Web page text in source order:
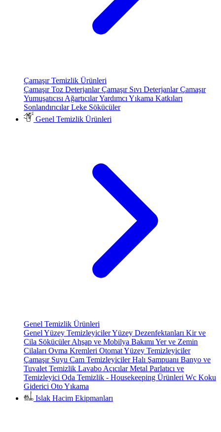
Çamaşır Temizlik Ürünleri
Çamaşır Toz DeterjanlarÇamaşır Sıvı DeterjanlarÇamaşır
Yumuşatıcısı AğartıcılarYardımcı Yıkama Katkıları
SonlandırıcılarLeke Sökücüler
Genel Temizlik Ürünleri
Genel Temizlik Ürünleri
Genel Yüzey TemizleyicilerYüzey Dezenfektanları Kir ve
Cila SökücülerAhşap ve Mobilya Bakımı Yer ve Zemin
Cilaları Ovma Kremleri Otomat Yüzey Temizleyiciler
Çamaşır Suyu Cam TemizleyicilerHalı Şampuanı Banyo ve
Tuvalet Temizlik Lavabo AçıcılarMetal Parlatıcı ve
Temizleyici Oda Temizlik - Housekeeping Ürünleri Wc Koku
Giderici Oto Yıkama
Islak Hacim Ekipmanları